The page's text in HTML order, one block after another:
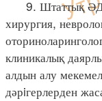
9. Штаттық ӘДК
хирургия,
клиникалық
алдын алу
дәрiгерлерден